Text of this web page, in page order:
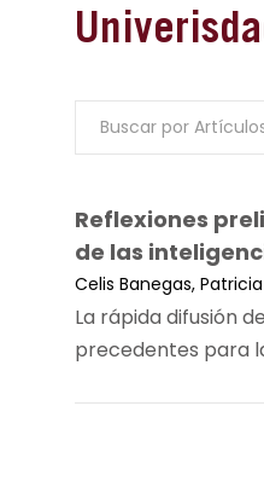
Reflexiones
de las
Celis Banegas, Patricia
La rápida difusión
precedentes para